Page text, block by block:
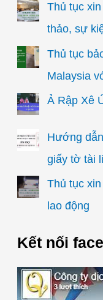
Thủ tục
thảo, sự
Thủ tục
Malaysia
Ả Rập Xê
Hướng
giấy tờ tài
Thủ tục
lao động
Kết nối